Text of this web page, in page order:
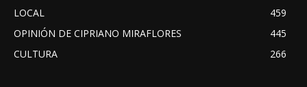
LOCAL
459
OPINIÓN DE CIPRIANO MIRAFLORES
445
CULTURA
266